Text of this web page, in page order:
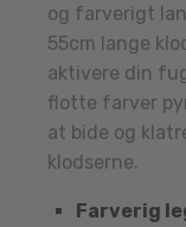
og farverigt
55cm lange
aktivere din
flotte farver
at bide og
klodserne.
Farverig